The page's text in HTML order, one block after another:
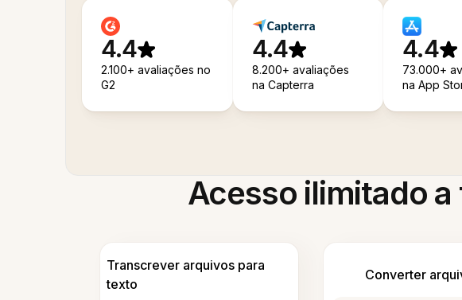
4.4
2.100+ avaliações no
G2
4.4
8.200+ avaliações
na Capterra
4.4
73.000+
na App
Acesso ilimitado
Transcrever arquivos para
texto
Converter